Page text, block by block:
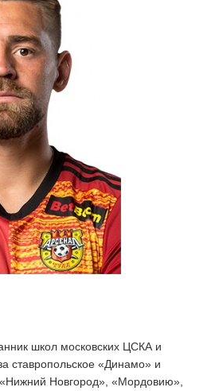
школ московских ЦСКА и
ставропольское «Динамо» и
Новгород», «Мордовию»,